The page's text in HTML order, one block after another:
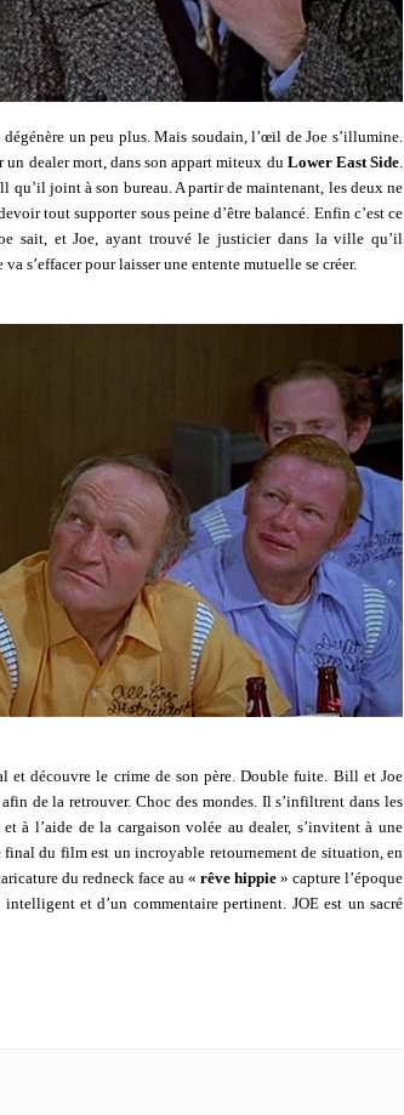
un peu plus. Mais soudain, l’œil de Joe s’illumine.
dealer mort, dans son appart miteux du Lower East Side.
qu’il joint à son bureau. A partir de maintenant, les deux ne
tout supporter sous peine d’être balancé. Enfin c’est ce
sait, et Joe, ayant trouvé le justicier dans la ville qu’il
s’effacer pour laisser une entente mutuelle se créer.
et découvre le crime de son père. Double fuite. Bill et Joe
de la retrouver. Choc des mondes. Il s’infiltrent dans les
à l’aide de la cargaison volée au dealer, s’invitent à une
final du film est un incroyable retournement de situation, en
du redneck face au « rêve hippie » capture l’époque
et d’un commentaire pertinent. JOE est un sacré